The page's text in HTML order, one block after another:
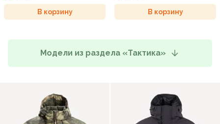
В корзину В корзину
Модели из раздела «Тактика»